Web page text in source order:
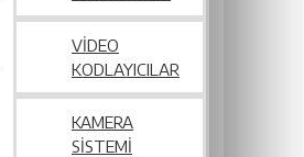
VIDEO
KODLAYICILAR
KAMERA
SISTEMI